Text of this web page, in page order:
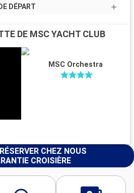
DÉPART
DE MSC YACHT CLUB
MSC Orchestra
CHEZ NOUS
CROISIÈRE